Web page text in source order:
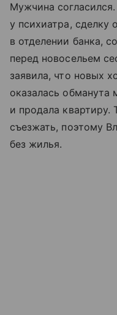
Мужчина
у психиатра, сделку
в отделении банка,
перед новосельем
заявила, что новых
оказалась
и продала квартиру.
съезжать, поэтому
без жилья.